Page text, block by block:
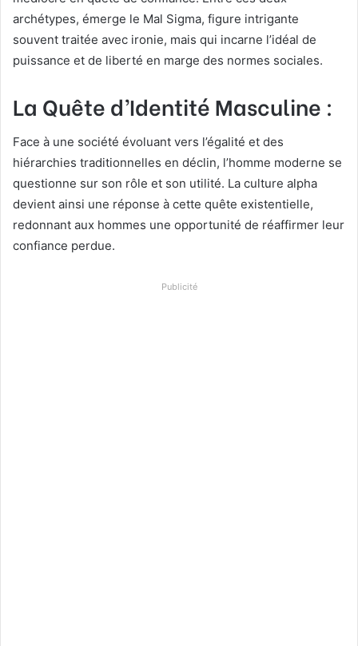
archétypes, émerge le Mal Sigma, figure intrigante
souvent traitée avec ironie, mais qui incarne l’idéal de
puissance et de liberté en marge des normes sociales.
La Quête d’Identité Masculine :
Face à une société évoluant vers l’égalité et des
hiérarchies traditionnelles en déclin, l’homme moderne se
questionne sur son rôle et son utilité. La culture alpha
devient ainsi une réponse à cette quête existentielle,
redonnant aux hommes une opportunité de réaffirmer leur
confiance perdue.
Publicité